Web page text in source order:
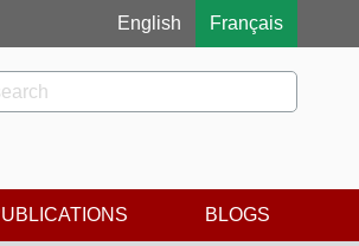
English Français
BLOGS